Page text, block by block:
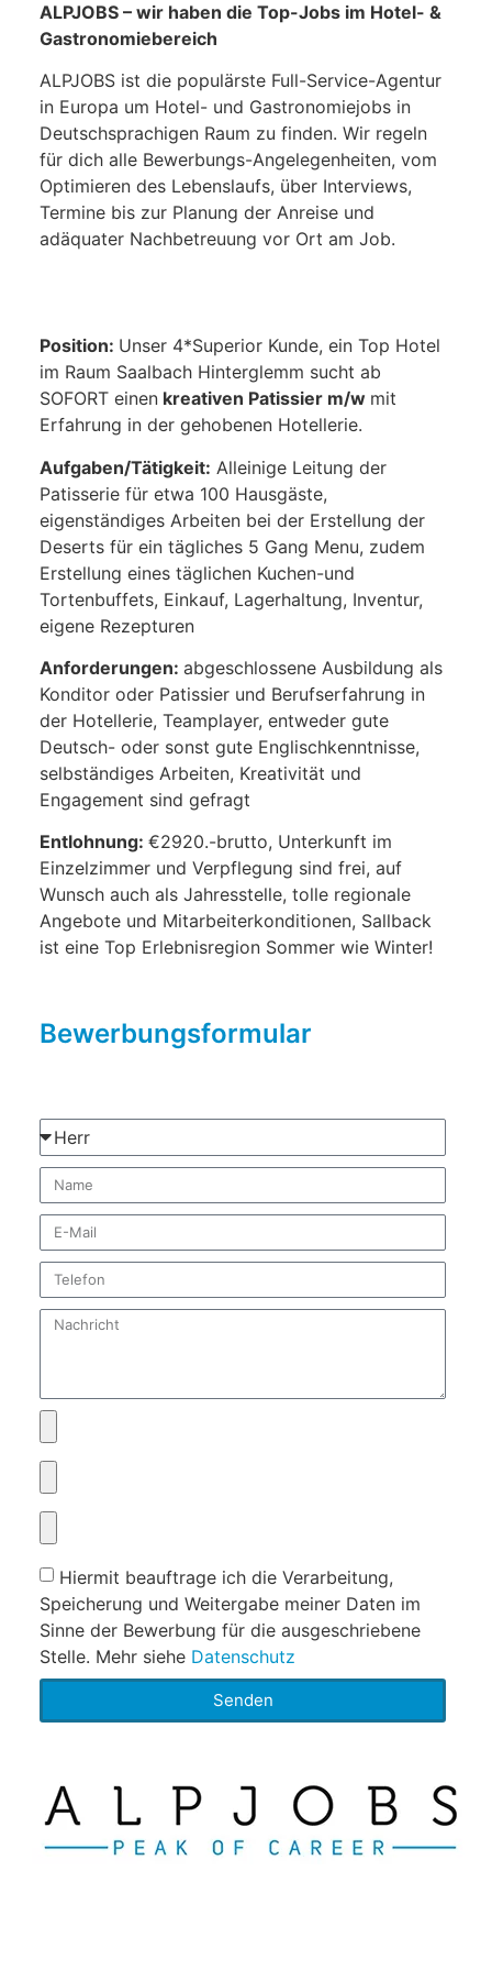
ALPJOBS – wir haben die Top-Jobs im Hotel- &
Gastronomiebereich
ALPJOBS ist die populärste Full-Service-Agentur
in Europa um Hotel- und Gastronomiejobs in
Deutschsprachigen Raum zu finden. Wir regeln
für dich alle Bewerbungs-Angelegenheiten, vom
Optimieren des Lebenslaufs, über Interviews,
Termine bis zur Planung der Anreise und
adäquater Nachbetreuung vor Ort am Job.
Position: Unser 4*Superior Kunde, ein Top Hotel
im Raum Saalbach Hinterglemm sucht ab
SOFORT einen kreativen Patissier m/w mit
Erfahrung in der gehobenen Hotellerie.
Aufgaben/Tätigkeit: Alleinige Leitung der
Patisserie für etwa 100 Hausgäste,
eigenständiges Arbeiten bei der Erstellung der
Deserts für ein tägliches 5 Gang Menu, zudem
Erstellung eines täglichen Kuchen-und
Tortenbuffets, Einkauf, Lagerhaltung, Inventur,
eigene Rezepturen
Anforderungen: abgeschlossene Ausbildung als
Konditor oder Patissier und Berufserfahrung in
der Hotellerie, Teamplayer, entweder gute
Deutsch- oder sonst gute Englischkenntnisse,
selbständiges Arbeiten, Kreativität und
Engagement sind gefragt
Entlohnung: €2920.-brutto, Unterkunft im
Einzelzimmer und Verpflegung sind frei, auf
Wunsch auch als Jahresstelle, tolle regionale
Angebote und Mitarbeiterkonditionen, Sallback
ist eine Top Erlebnisregion Sommer wie Winter!
Bewerbungsformular
Hiermit beauftrage ich die Verarbeitung,
Speicherung und Weitergabe meiner Daten im
Sinne der Bewerbung für die ausgeschriebene
Stelle. Mehr siehe Datenschutz
Senden